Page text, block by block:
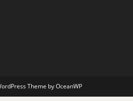
Theme by OceanWP